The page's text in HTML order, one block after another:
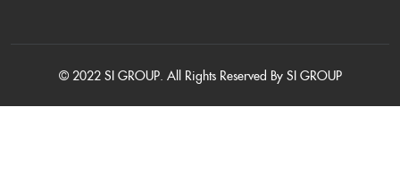
© 2022 SI GROUP. All Rights Reserved By SI GROUP